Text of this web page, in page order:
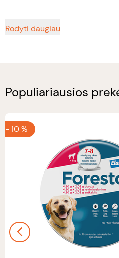
Rodyti daugiau
Populiariausios
-10 %